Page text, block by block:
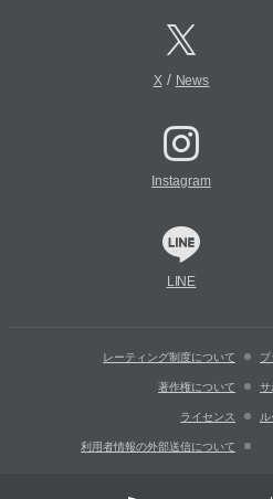
X/ News
Instagram
LINE
レーティング制度について
著作権について サ
ライセンス
利用者情報の外部送信について